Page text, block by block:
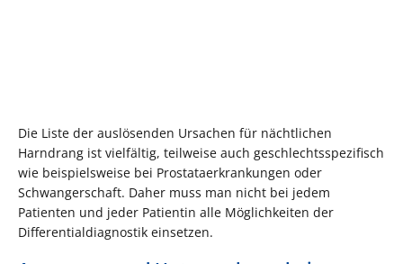
Die Liste der auslösenden Ursachen für nächtlichen
Harndrang ist vielfältig, teilweise auch geschlechtsspezifisch
wie beispielsweise bei Prostataerkrankungen oder
Schwangerschaft. Daher muss man nicht bei jedem
Patienten und jeder Patientin alle Möglichkeiten der
Differentialdiagnostik einsetzen.